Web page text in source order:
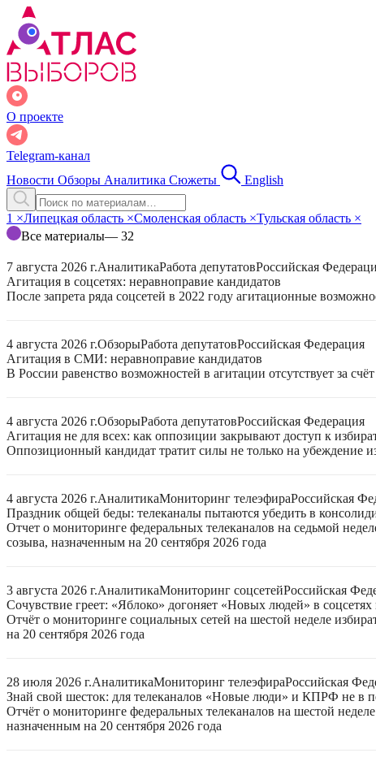
О проекте
Telegram-канал
Новости Обзоры Аналитика Сюжеты English
1 ×Липецкая область ×Смоленская область ×Тульская область ×
Все материалы— 32
7 августа 2026 г.АналитикаРабота депутатовРоссийская
Агитация в соцсетях: неравноправие кандидатов
После запрета ряда соцсетей в 2022 году агитационные
4 августа 2026 г.ОбзорыРабота депутатовРоссийская Федерация
Агитация в СМИ: неравноправие кандидатов
В России равенство возможностей в агитации отсутствует за
4 августа 2026 г.ОбзорыРабота депутатовРоссийская Федерация
Агитация не для всех: как оппозиции закрывают доступ к
Оппозиционный кандидат тратит силы не только на убеждение
4 августа 2026 г.АналитикаМониторинг телеэфираРоссийская
Праздник общей беды: телеканалы пытаются убедить в
Отчет о мониторинге федеральных телеканалов на седьмой
созыва, назначенным на 20 сентября 2026 года
3 августа 2026 г.АналитикаМониторинг соцсетейРоссийская
Сочувствие греет: «Яблоко» догоняет «Новых людей» в
Отчёт о мониторинге социальных сетей на шестой неделе
на 20 сентября 2026 года
28 июля 2026 г.АналитикаМониторинг телеэфираРоссийская
Знай свой шесток: для телеканалов «Новые люди» и КПРФ не в
Отчёт о мониторинге федеральных телеканалов на шестой
назначенным на 20 сентября 2026 года